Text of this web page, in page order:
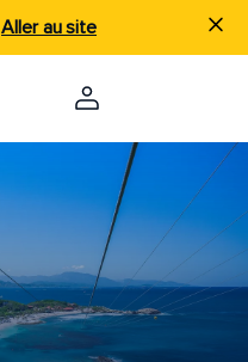
Aller au site